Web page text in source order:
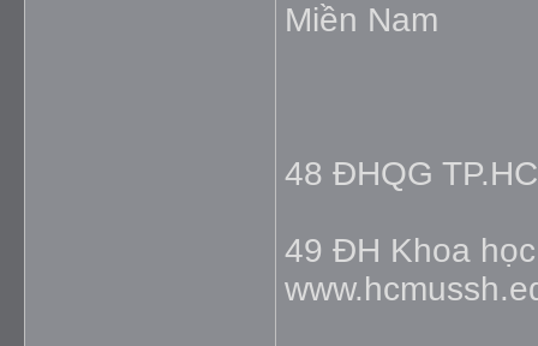
Miền Nam
48 ĐHQG
49 ĐH Khoa